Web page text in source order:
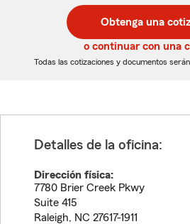
de
5
dígitos
de
5
dígitos
Obtenga una
o continuar con una
Todas las cotizaciones y documentos
Detalles de la oficina:
Dirección física:
7780 Brier Creek Pkwy
Suite 415
Raleigh, NC 27617-1911